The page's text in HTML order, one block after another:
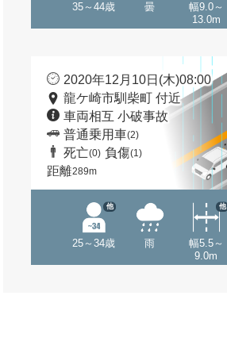
35～44歳 曇
幅9.0～
13.0m
2020年12月10日(木)08:00
龍ケ崎市馴柴町 付近
車両相互 小破事故
普通乗用車(2)
死亡(0) 負傷(1)
距離289m
25～34歳
他
雨
幅5.5～
9.0m
他